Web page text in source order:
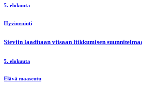
5. elokuuta
Hyvinvointi
Sieviin laaditaan viisaan liikkumisen
5. elokuuta
Elävä maaseutu